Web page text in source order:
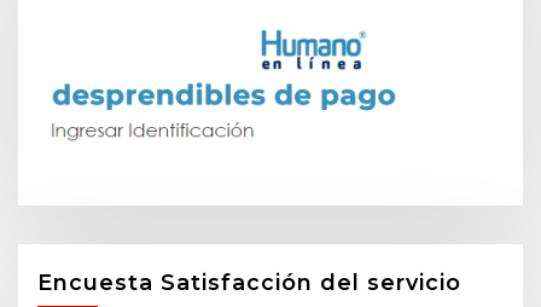
Encuesta Satisfacción del servicio